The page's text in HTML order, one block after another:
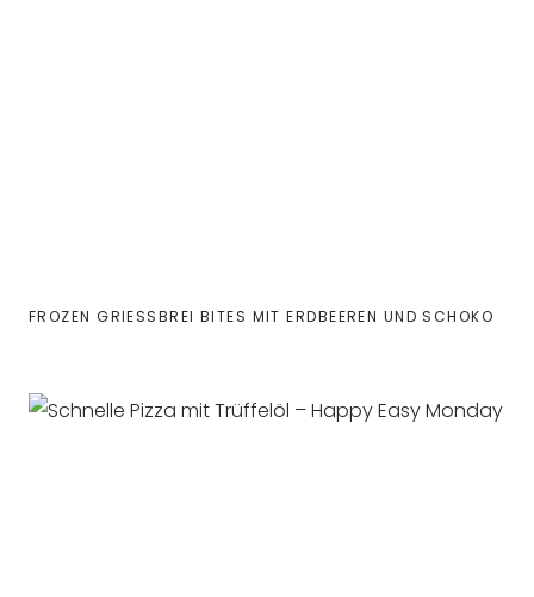
FROZEN GRIESSBREI BITES MIT ERDBEEREN UND SCHOKO